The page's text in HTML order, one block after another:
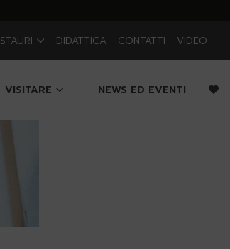
DIDATTICA CONTATTI VIDEO
VISITARE NEWS ED EVENTI